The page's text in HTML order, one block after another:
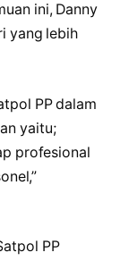
ini, Danny
yang lebih
PP dalam
yaitu;
profesional
PP